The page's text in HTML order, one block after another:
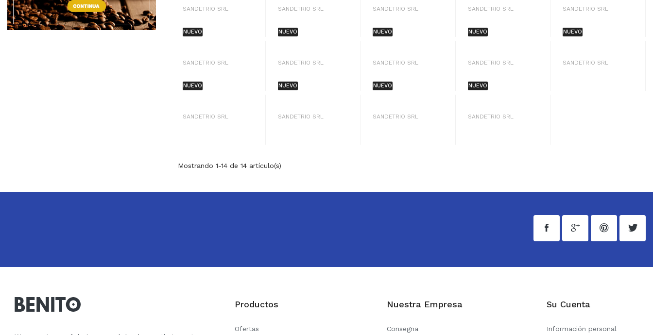
SANDETRIO SRL SANDETRIO SRL SANDETRIO SRL SANDETRIO SRL SANDETRIO SRL
NUEVO
SANDETRIO SRL
NUEVO
SANDETRIO SRL
NUEVO
SANDETRIO SRL
NUEVO
SANDETRIO SRL
NUEVO
SANDETRIO SRL
NUEVO
SANDETRIO SRL
NUEVO
SANDETRIO SRL
NUEVO
SANDETRIO SRL
NUEVO
SANDETRIO SRL
Mostrando 1-14 de 14 artículo(s)
Productos
Ofertas
Nuestra Empresa
Consegna
Su Cuenta
Información personal